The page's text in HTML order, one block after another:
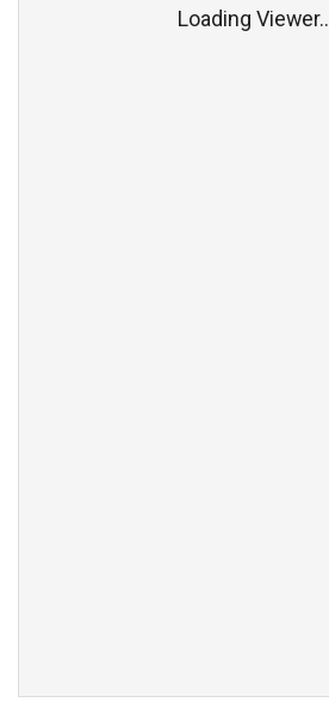
Loading